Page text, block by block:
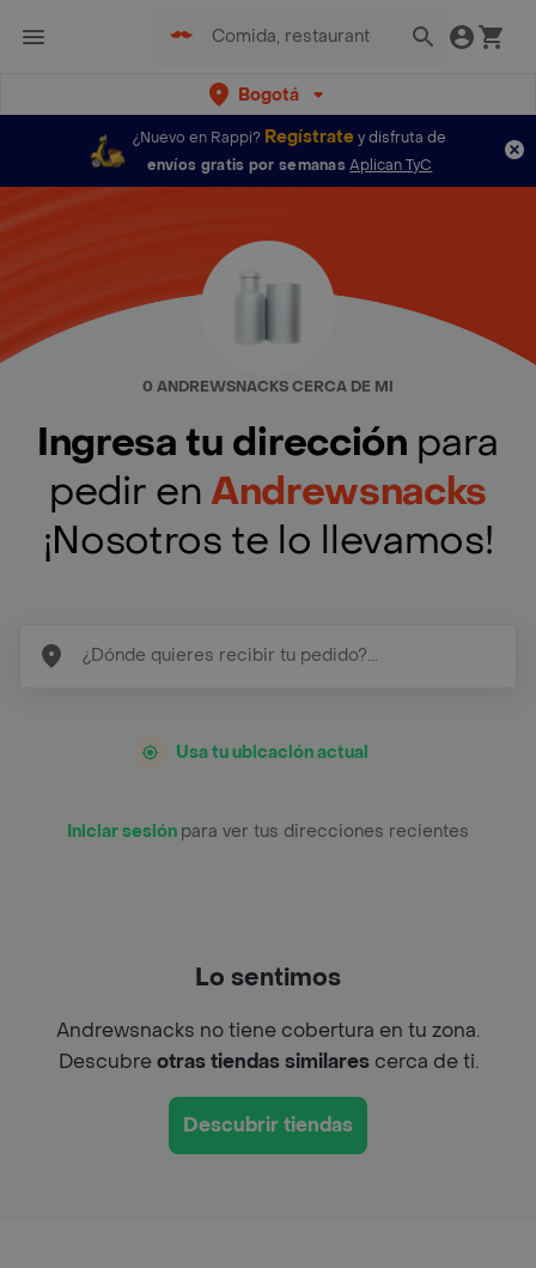
Bogotá
¿Nuevo en Rappi? Regístratey disfruta de
envíos gratis por semanas Aplican TyC
0 ANDREWSNACKS CERCA DE MI
Ingresa tu dirección para
pedir enAndrewsnacks
¡Nosotros te lo llevamos!
Usa tu ubicación actual
Iniciar sesión para ver tus direcciones recientes
Lo sentimos
Andrewsnacks no tiene cobertura en tu zona.
Descubreotras tiendas similarescerca de ti.
Descubrir tiendas